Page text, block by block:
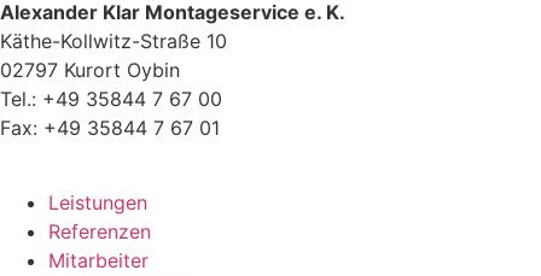
Alexander Klar Montageservice e. K.
Käthe-Kollwitz-Straße 10
02797 Kurort Oybin
Tel.: +49 35844 7 67 00
Fax: +49 35844 7 67 01
Leistungen
Referenzen
Mitarbeiter